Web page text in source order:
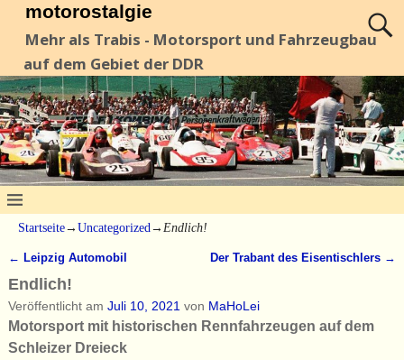
motorostalgie
Mehr als Trabis - Motorsport und Fahrzeugbau
auf dem Gebiet der DDR
Startseite→ Uncategorized → Endlich!
Artikelnavigation
← Leipzig Automobil Der Trabant des Eisentischlers →
Endlich!
Veröffentlicht am Juli 10, 2021 von MaHoLei
Motorsport mit historischen Rennfahrzeugen auf dem
Schleizer Dreieck